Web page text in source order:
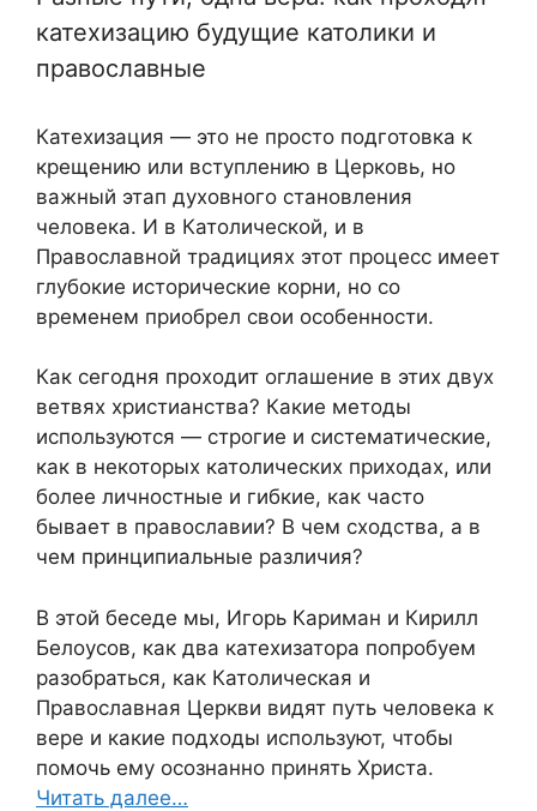
катехизацию будущие католики и
православные
Катехизация — это не просто подготовка к
крещению или вступлению в Церковь, но
важный этап духовного становления
человека. И в Католической, и в
Православной традициях этот процесс имеет
глубокие исторические корни, но со
временем приобрел свои особенности.
Как сегодня проходит оглашение в этих двух
ветвях христианства? Какие методы
используются — строгие и систематические,
как в некоторых католических приходах, или
более личностные и гибкие, как часто
бывает в православии? В чем сходства, а в
чем принципиальные различия?
В этой беседе мы, Игорь Кариман и Кирилл
Белоусов, как два катехизатора попробуем
разобраться, как Католическая и
Православная Церкви видят путь человека к
вере и какие подходы используют, чтобы
помочь ему осознанно принять Христа.
Читать далее…